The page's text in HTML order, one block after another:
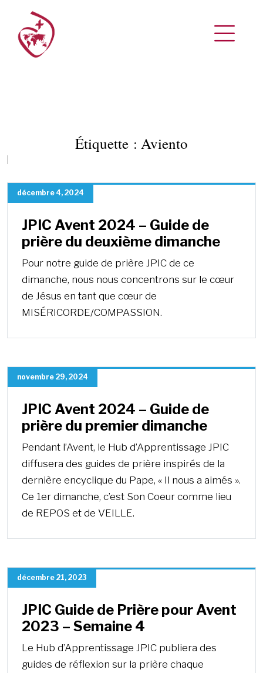
Étiquette : Aviento
décembre 4, 2024
JPIC Avent 2024 – Guide de
prière du deuxième dimanche
Pour notre guide de prière JPIC de ce
dimanche, nous nous concentrons sur le cœur
de Jésus en tant que cœur de
MISÉRICORDE/COMPASSION.
novembre 29, 2024
JPIC Avent 2024 – Guide de
prière du premier dimanche
Pendant l’Avent, le Hub d’Apprentissage JPIC
diffusera des guides de prière inspirés de la
dernière encyclique du Pape, « Il nous a aimés ».
Ce 1er dimanche, c’est Son Coeur comme lieu
de REPOS et de VEILLE.
décembre 21, 2023
JPIC Guide de Prière pour Avent
2023 – Semaine 4
Le Hub d’Apprentissage JPIC publiera des
guides de réflexion sur la prière chaque